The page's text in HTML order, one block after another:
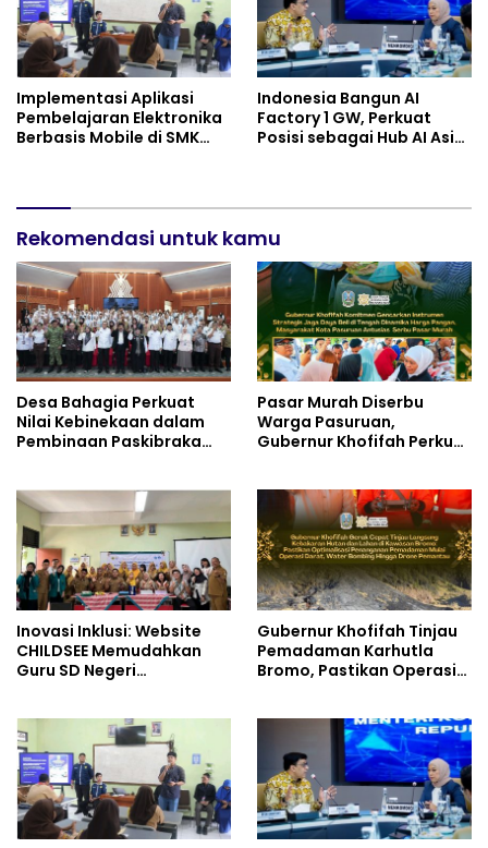
Implementasi Aplikasi
Pembelajaran Elektronika
Berbasis Mobile di SMK
Indonesia Bangun AI
Factory 1 GW, Perkuat
Posisi sebagai Hub AI Asia
Rekomendasi untuk kamu
Desa Bahagia Perkuat
Nilai Kebinekaan dalam
Pembinaan Paskibraka
Pasar Murah Diserbu
Warga Pasuruan,
Gubernur Khofifah Perkuat
Inovasi Inklusi: Website
CHILDSEE Memudahkan
Guru SD Negeri
Berkebutuhan Khusus
Gubernur Khofifah Tinjau
Pemadaman Karhutla
Bromo, Pastikan Operasi